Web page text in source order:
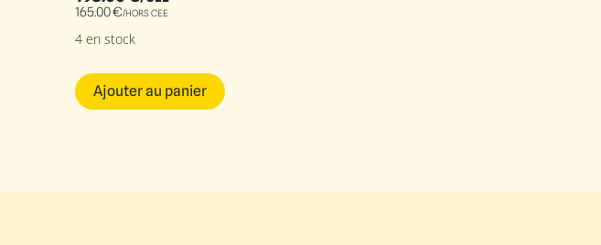
165.00€/HORS CEE
4 en stock
Ajouter au panier